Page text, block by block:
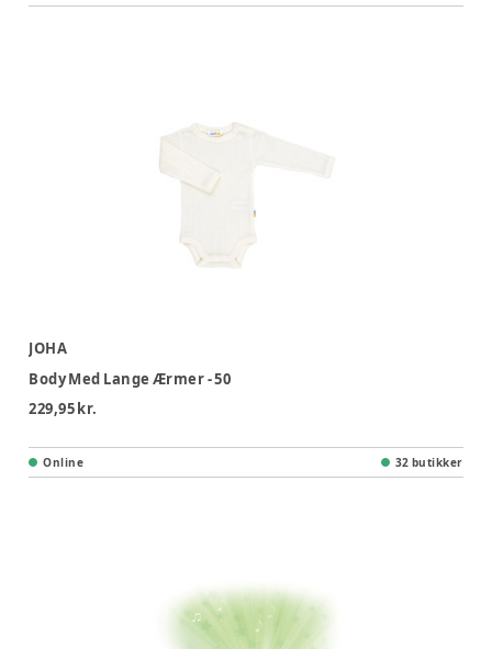
JOHA
Body Med Lange Ærmer - 50
229,95 kr.
Online 32 butikker